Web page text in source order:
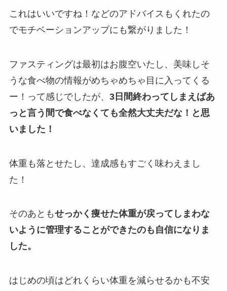
これはいいですね！などのアドバイスもくれたの
でモチベーションアップにも繋がりました！
ファスティングは最初はお腹空いたし、美味しそ
うな食べ物の情報がめちゃめちゃ目に入ってくる
ー！って感じでしたが、 3日間終わってしまえばあ
っと言う間で食べなくても全然大丈夫だな！と思
いました！
体重も落とせたし、達成感もすごく味わえまし
た！
そのあともせっかく痩せた体重が戻ってしまわな
いように管理することができたのも自信になりま
した。
はじめの頃はどれくらい体重を減らせるかも不安